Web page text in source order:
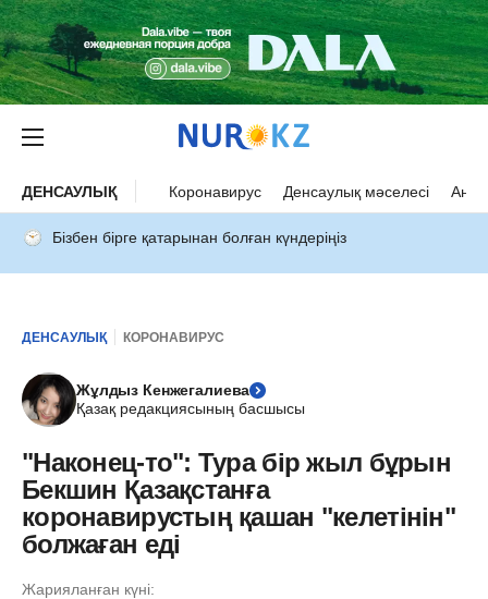
ДЕНСАУЛЫҚ Коронавирус Денсаулық мәселесі Ана
Бізбен бірге қатарынан болған күндеріңіз
ДЕНСАУЛЫҚ КОРОНАВИРУС
Жұлдыз Кенжегалиева
Қазақ редакциясының басшысы
"Наконец-то": Тура бір жыл бұрын
Бекшин Қазақстанға
коронавирустың қашан "келетінін"
болжаған еді
Жарияланған күні: